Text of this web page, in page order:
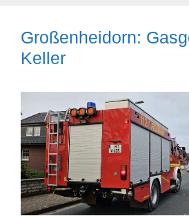
Großenheidorn:
Keller